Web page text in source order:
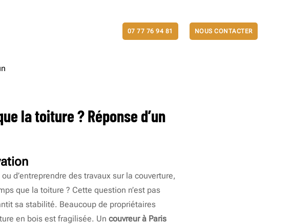
07 77 76 94 81 NOUS CONTACTER
la toiture ? Réponse d’un
d’entreprendre des travaux sur la couverture,
que la toiture ? Cette question n’est pas
sa stabilité. Beaucoup de propriétaires
en bois est fragilisée. Un couvreur à Paris